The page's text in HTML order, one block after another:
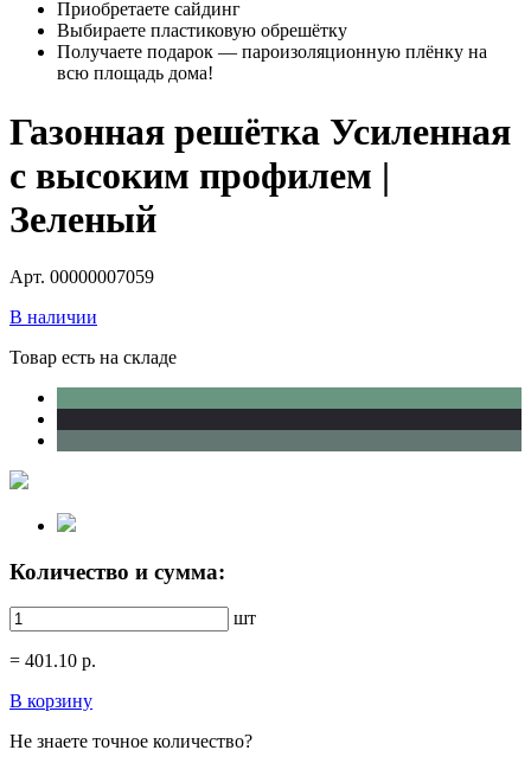
Приобретаете сайдинг
Выбираете пластиковую обрешётку
Получаете подарок — пароизоляционную плёнку на
всю площадь дома!
Газонная решётка Усиленная
с высоким профилем |
Зеленый
Арт. 00000007059
В наличии
Товар есть на складе
Количество и сумма:
шт
= 401.10 р.
В корзину
Не знаете точное количество?